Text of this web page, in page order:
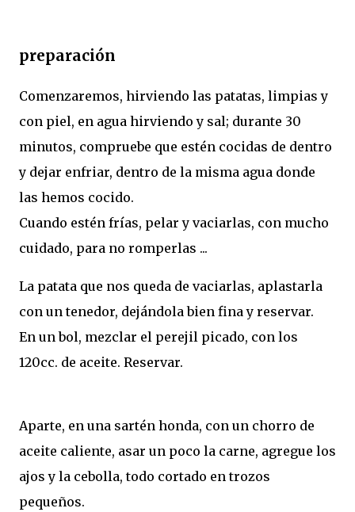
preparación
Comenzaremos, hirviendo las patatas, limpias y
con piel, en agua hirviendo y sal; durante 30
minutos, compruebe que estén cocidas de dentro
y dejar enfriar, dentro de la misma agua donde
las hemos cocido.
Cuando estén frías, pelar y vaciarlas, con mucho
cuidado, para no romperlas ...
La patata que nos queda de vaciarlas, aplastarla
con un tenedor, dejándola bien fina y reservar.
En un bol, mezclar el perejil picado, con los
120cc. de aceite. Reservar.
Aparte, en una sartén honda, con un chorro de
aceite caliente, asar un poco la carne, agregue los
ajos y la cebolla, todo cortado en trozos
pequeños.